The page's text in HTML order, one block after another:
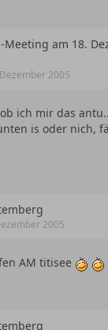
Meeting am 18.
2005
ich mir das
is oder nich,
2005
AM titisee